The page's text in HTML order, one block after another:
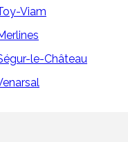
Viam
le-Château